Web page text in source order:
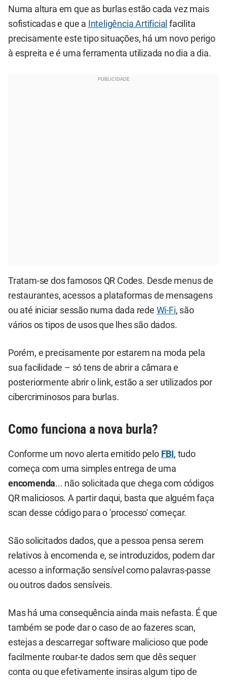
Numa altura em que as burlas estão cada vez mais
sofisticadas e que a Inteligência Artificial facilita
precisamente este tipo situações, há um novo perigo
à espreita e é uma ferramenta utilizada no dia a dia.
Tratam-se dos famosos QR Codes. Desde menus de
restaurantes, acessos a plataformas de mensagens
ou até iniciar sessão numa dada rede Wi-Fi, são
vários os tipos de usos que lhes são dados.
Porém, e precisamente por estarem na moda pela
sua facilidade – só tens de abrir a câmara e
posteriormente abrir o link, estão a ser utilizados por
cibercriminosos para burlas.
Como funciona a nova burla?
Conforme um novo alerta emitido pelo FBI, tudo
começa com uma simples entrega de uma
encomenda... não solicitada que chega com códigos
QR maliciosos. A partir daqui, basta que alguém faça
scan desse código para o 'processo' começar.
São solicitados dados, que a pessoa pensa serem
relativos à encomenda e, se introduzidos, podem dar
acesso a informação sensível como palavras-passe
ou outros dados sensíveis.
Mas há uma consequência ainda mais nefasta. É que
também se pode dar o caso de ao fazeres scan,
estejas a descarregar software malicioso que pode
facilmente roubar-te dados sem que dês sequer
conta ou que efetivamente insiras algum tipo de